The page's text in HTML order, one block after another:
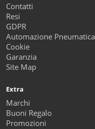
Contatti
Resi
GDPR
Automazione Pneumatica
Cookie
Garanzia
Site Map
Extra
Marchi
Buoni Regalo
Promozioni